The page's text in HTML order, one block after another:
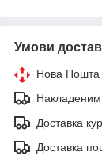
Умови
Нова Пошта
Доставка
Доставка